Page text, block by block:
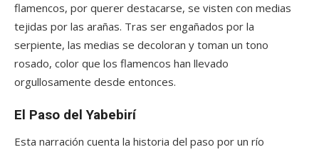
flamencos, por querer destacarse, se visten con medias
tejidas por las arañas. Tras ser engañados por la
serpiente, las medias se decoloran y toman un tono
rosado, color que los flamencos han llevado
orgullosamente desde entonces.
El Paso del Yabebirí
Esta narración cuenta la historia del paso por un río